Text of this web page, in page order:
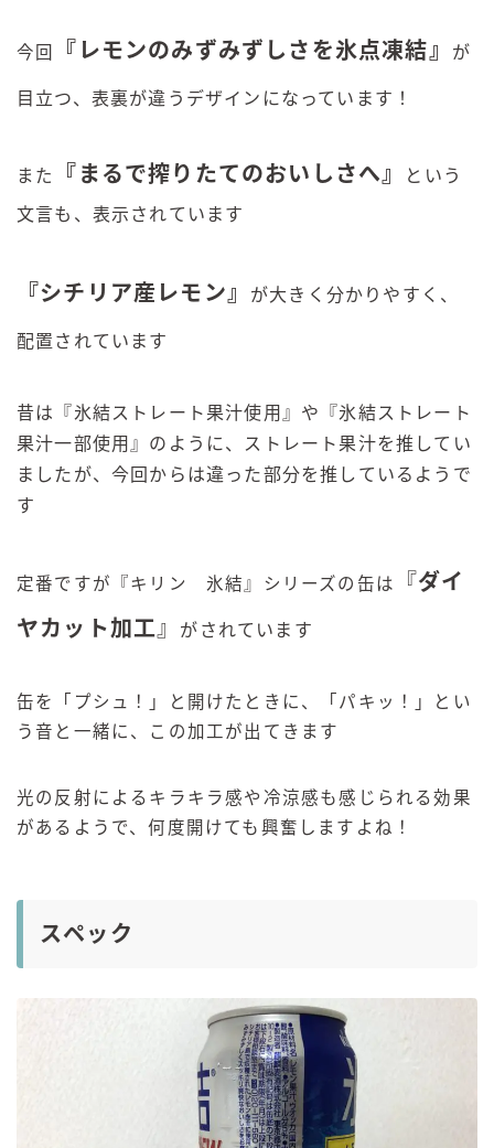
今回 『 レモンのみずみずしさを氷点凍結』 が
目立つ、表裏が違うデザインになっています！
また 『 まるで搾りたてのおいしさへ』 という
文言も、表示されています
『シチリア産レモン』 が大きく分かりやすく、
配置されています
昔は『氷結ストレート果汁使用』や『氷結ストレート
果汁一部使用』のように、ストレート果汁を推してい
ましたが、今回からは違った部分を推しているようで
す
定番ですが『キリン 氷結』シリーズの缶は 『ダイ
ヤカット加工』 がされています
缶を「プシュ！」と開けたときに、「パキッ！」とい
う音と一緒に、この加工が出てきます
光の反射によるキラキラ感や冷涼感も感じられる効果
があるようで、何度開けても興奮しますよね！
スペック